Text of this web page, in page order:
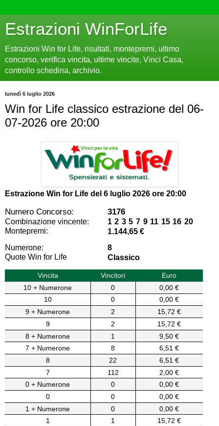
Estrazioni WinForLife
Estrazioni Win for Life, risultati, montepremi, ultimo
concorso, verifica vincita, ultime vincite, Vinci Casa,
controllo schedina, archivio.
lunedì 6 luglio 2026
Win for Life classico estrazione del 06-
07-2026 ore 20:00
Estrazione Win for Life del 6 luglio 2026 ore 20:00
Numero Concorso: 3176
Combinazione vincente:
1 2 3 5 7 9 11 15 16 20
Montepremi:
1.144,65 €
Numerone:
8
Quote Win for Life
Classico
Vincita Vincitori
Euro
10 + Numerone
0
0,00 €
10
0
0,00 €
9 + Numerone
2
15,72 €
9
2
15,72 €
8 + Numerone
1
9,50 €
7 + Numerone
8
6,51 €
8
22
6,51 €
7
112
2,00 €
0 + Numerone
0
0,00 €
0
0
0,00 €
1 + Numerone
0
0,00 €
1
1
15,72 €